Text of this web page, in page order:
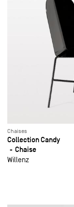
Chaises
Collection Candy
Chaise
Willenz